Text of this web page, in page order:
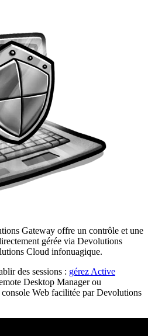
Gateway offre un contrôle et une
gérée via Devolutions
Cloud infonuagique.
des sessions : gérez Active
Desktop Manager ou
Web facilitée par Devolutions